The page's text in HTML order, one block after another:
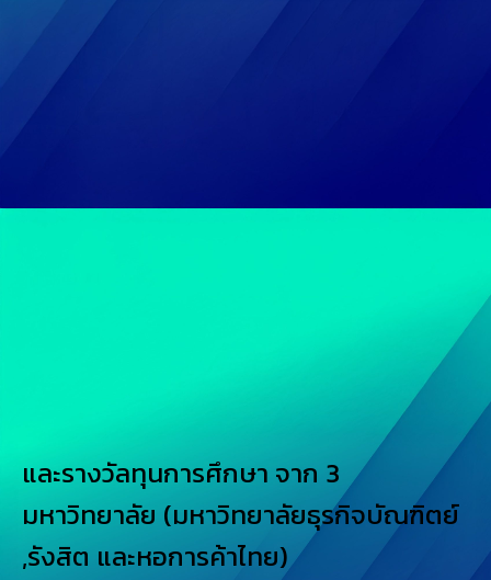
และรางวัลทุนการศึกษา จาก 3
มหาวิทยาลัย (มหาวิทยาลัยธุรกิจบัณฑิตย์
,รังสิต และหอการค้าไทย)